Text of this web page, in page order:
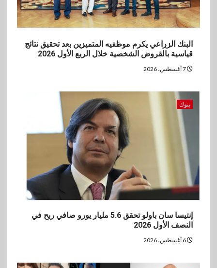
البنك الزراعي يكرم موظفيه المتميزين بعد تحقيق نتائج
قياسية بالقروض الشخصية خلال الربع الأول 2026
بنوك
إنتيسا سان باولو تحقق 5.6 مليار يورو صافي ربح في
النصف الأول 2026